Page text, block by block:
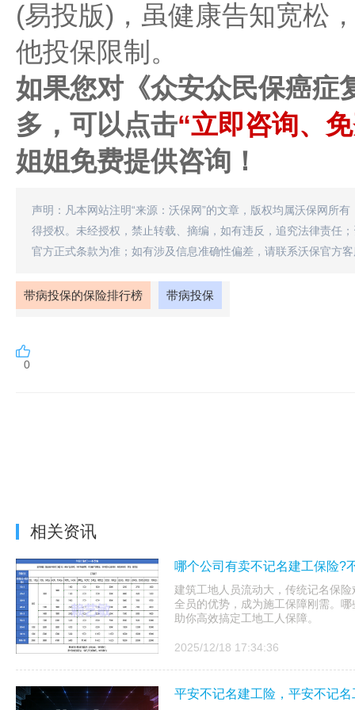
(易投版)，虽健康告知宽松
他投保限制。
如果您对《众安众民保癌症
多，可以点击“立即咨询、
姐姐免费提供咨询！
声明：凡本网站注明“来源：沃保网”的文章，版权均属沃保网所
得授权。未经授权，禁止转载、摘编，如有违反，追究法律责任
官方正式条款为准；如有涉及信息准确性偏差，请联系沃保官方
带病投保的保险排行榜 带病投保
0
相关资讯
哪个公司有卖不记名建工保险?
建筑工地人员流动大，传统记名保
全员的优势，成为施工保障刚需。
助你高效搞定工地工人保障。
2025/12/18 17:34:36
平安不记名建工险，平安不记